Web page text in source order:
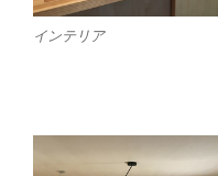
インテリア